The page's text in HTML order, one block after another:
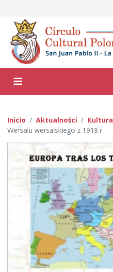
Inicio Aktualności Kultura
Wersalu wersalskiego z 1918 r